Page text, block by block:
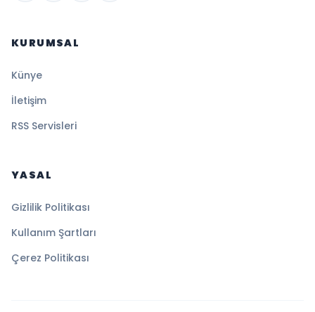
KURUMSAL
Künye
İletişim
RSS Servisleri
YASAL
Gizlilik Politikası
Kullanım Şartları
Çerez Politikası